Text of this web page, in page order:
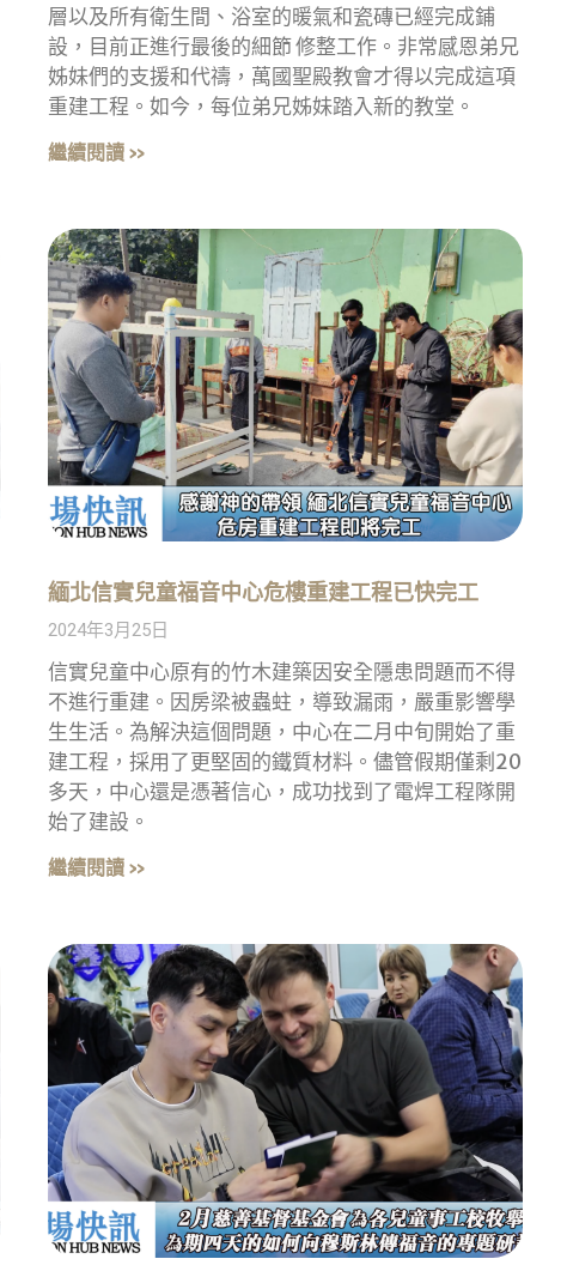
層以及所有衛生間、浴室的暖氣和瓷磚已經完成鋪
設，目前正進行最後的細節 修整工作。非常感恩弟兄
姊妹們的支援和代禱，萬國聖殿教會才得以完成這項
重建工程。如今，每位弟兄姊妹踏入新的教堂。
繼續閱讀 »
緬北信實兒童福音中心危樓重建工程已快完工
2024年3月25日
信實兒童中心原有的竹木建築因安全隱患問題而不得
不進行重建。因房梁被蟲蛀，導致漏雨，嚴重影響學
生生活。為解決這個問題，中心在二月中旬開始了重
建工程，採用了更堅固的鐵質材料。儘管假期僅剩20
多天，中心還是憑著信心，成功找到了電焊工程隊開
始了建設。
繼續閱讀 »